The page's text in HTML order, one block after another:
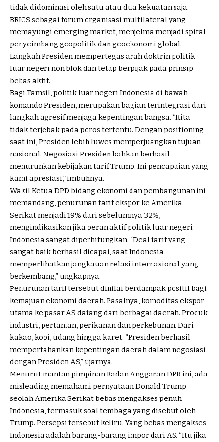
tidak didominasi oleh satu atau dua kekuatan saja.
BRICS sebagai forum organisasi multilateral yang
memayungi emerging market, menjelma menjadi spiral
penyeimbang geopolitik dan geoekonomi global.
Langkah Presiden mempertegas arah doktrin politik
luar negeri non blok dan tetap berpijak pada prinsip
bebas aktif.
Bagi Tamsil, politik luar negeri Indonesia di bawah
komando Presiden, merupakan bagian terintegrasi dari
langkah agresif menjaga kepentingan bangsa. “Kita
tidak terjebak pada poros tertentu. Dengan positioning
saat ini, Presiden lebih luwes memperjuangkan tujuan
nasional. Negosiasi Presiden bahkan berhasil
menurunkan kebijakan tarif Trump. Ini pencapaian yang
kami apresiasi,” imbuhnya.
Wakil Ketua DPD bidang ekonomi dan pembangunan ini
memandang, penurunan tarif ekspor ke Amerika
Serikat menjadi 19% dari sebelumnya 32%,
mengindikasikan jika peran aktif politik luar negeri
Indonesia sangat diperhitungkan. “Deal tarif yang
sangat baik berhasil dicapai, saat Indonesia
memperlihatkan jangkauan relasi internasional yang
berkembang,” ungkapnya.
Penurunan tarif tersebut dinilai berdampak positif bagi
kemajuan ekonomi daerah. Pasalnya, komoditas ekspor
utama ke pasar AS datang dari berbagai daerah. Produk
industri, pertanian, perikanan dan perkebunan. Dari
kakao, kopi, udang hingga karet. “Presiden berhasil
mempertahankan kepentingan daerah dalam negosiasi
dengan Presiden AS,” ujarnya.
Menurut mantan pimpinan Badan Anggaran DPR ini, ada
misleading memahami pernyataan Donald Trump
seolah Amerika Serikat bebas mengakses penuh
Indonesia, termasuk soal tembaga yang disebut oleh
Trump. Persepsi tersebut keliru. Yang bebas mengakses
Indonesia adalah barang-barang impor dari AS. “Itu jika